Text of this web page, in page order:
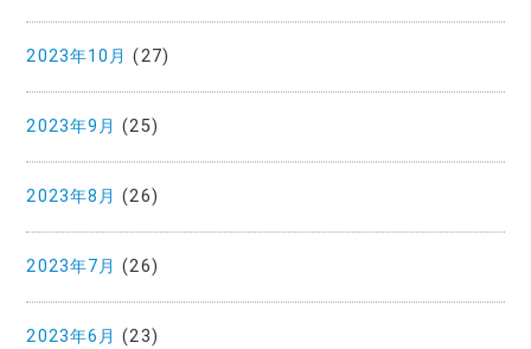
2023年10月 (27)
2023年9月 (25)
2023年8月 (26)
2023年7月 (26)
2023年6月 (23)